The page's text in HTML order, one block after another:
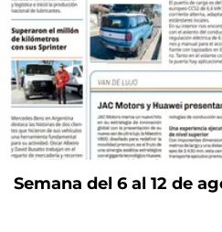
Semana del 6 al 12 de